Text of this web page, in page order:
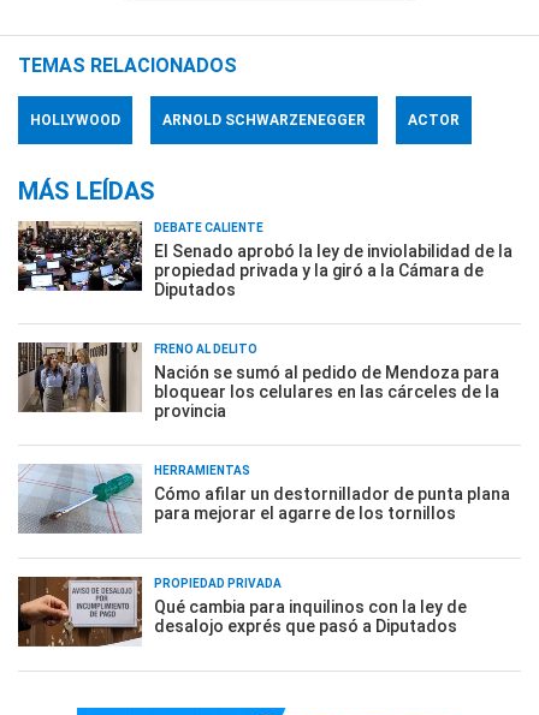
TEMAS RELACIONADOS
HOLLYWOOD ARNOLD SCHWARZENEGGER ACTOR
MÁS LEÍDAS
DEBATE CALIENTE
El Senado aprobó la ley de inviolabilidad de la
propiedad privada y la giró a la Cámara de
Diputados
FRENO AL DELITO
Nación se sumó al pedido de Mendoza para
bloquear los celulares en las cárceles de la
provincia
HERRAMIENTAS
Cómo afilar un destornillador de punta plana
para mejorar el agarre de los tornillos
PROPIEDAD PRIVADA
Qué cambia para inquilinos con la ley de
desalojo exprés que pasó a Diputados